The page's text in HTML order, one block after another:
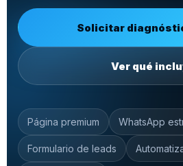
Solicitar
Ver qué
Página premium WhatsApp
Formulario de leads